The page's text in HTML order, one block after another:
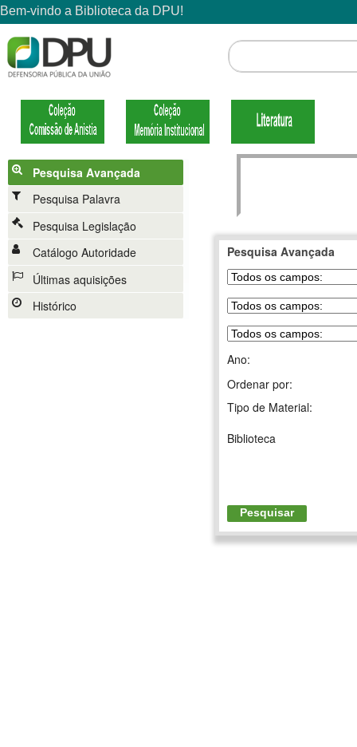
Pesquisa Avançada
Pesquisa Palavra
Pesquisa Legislação
Catálogo Autoridade
Últimas aquisições
Histórico
Pesquisa Avançada
Ano:
Ordenar por:
Tipo de Material:
Biblioteca
Pesquisar